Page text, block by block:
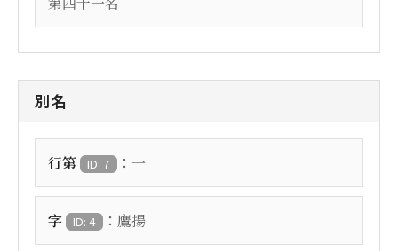
別名
行第 ID: 7 ： 一
字 ID: 4 ： 鷹揚